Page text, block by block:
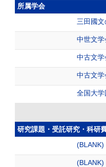
所属学会
三田國
中世文学
中古文学
中古文
全国大
研究課題・受託研究・科研
(BLANK)
(BLANK)